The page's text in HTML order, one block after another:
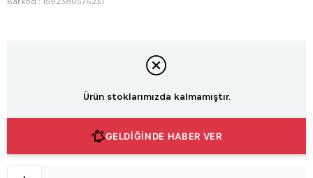
Ürün stoklarımızda kalmamıştır.
GELDİĞİNDE HABER VER